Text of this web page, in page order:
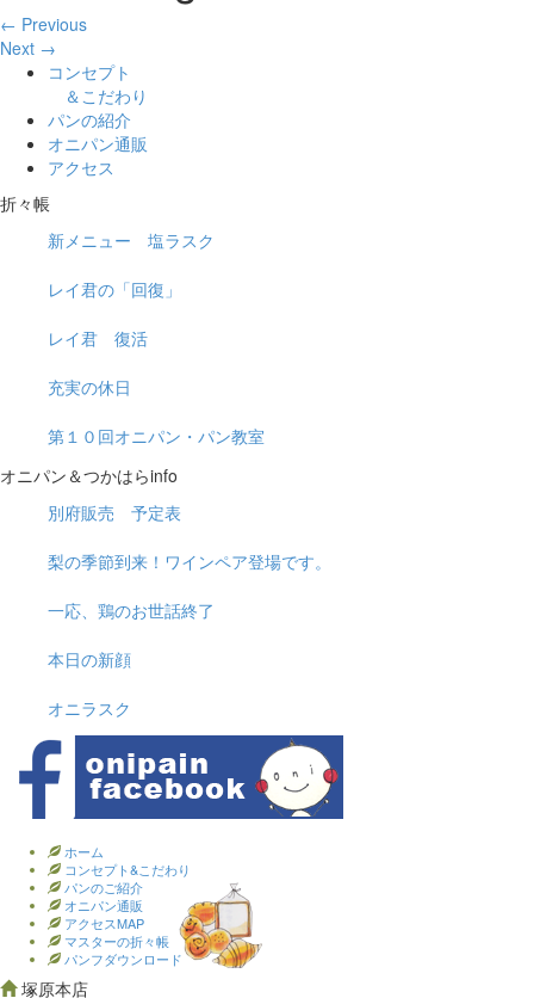
← Previous
Next →
コンセプト
＆こだわり
パンの紹介
オニパン通販
アクセス
折々帳
新メニュー 塩ラスク
レイ君の「回復」
レイ君 復活
充実の休日
第１０回オニパン・パン教室
オニパン＆つかはらinfo
別府販売 予定表
梨の季節到来！ワインペア登場です。
一応、鶏のお世話終了
本日の新顔
オニラスク
ホーム
コンセプト&こだわり
パンのご紹介
オニパン通販
アクセスMAP
マスターの折々帳
パンフダウンロード
塚原本店